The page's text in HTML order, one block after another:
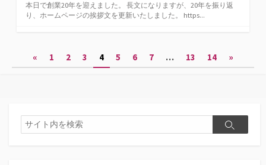
本日で創業20年を迎えました。 長文になりますが、20年を振り返
り、ホームページの挨拶文を更新いたしました。 https...
ペ
ー
« 1 2 3 4 5 6 7 … 13 14 »
検
索
検